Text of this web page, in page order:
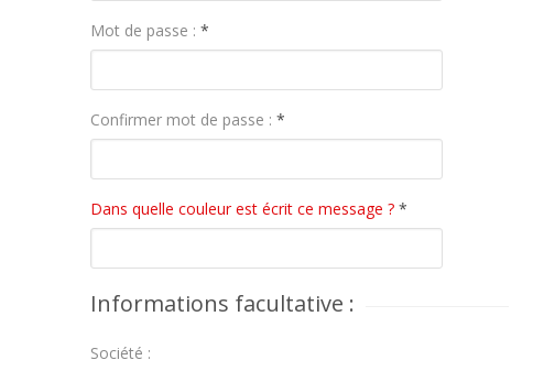
Mot de passe : *
Confirmer mot de passe : *
Dans quelle couleur est écrit ce message ? *
Informations facultative :
Société :